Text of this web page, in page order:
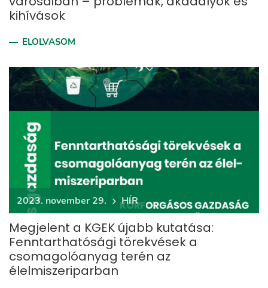
kihívások
ELOLVASOM
2023. november 29. HÍR
Megjelent a KGEK újabb kutatása:
Fenntarthatósági törekvések a
csomagolóanyag terén az
élelmiszeriparban